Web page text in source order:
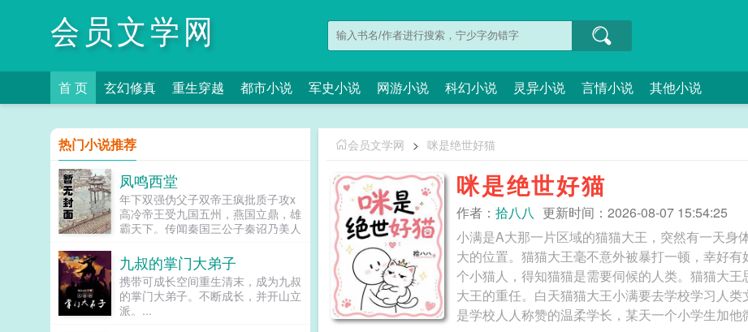
会员文学网
首 页 玄幻修真 重生穿越 都市小说 军史小说 网游小说 科幻小说 灵异小说 言情小说 其他小说
会员文学网 > 咪是绝世好猫
咪是绝世好猫
作者： 拾八八 更新时间：2026-08-07 15:54:25
小满是A大那一片区域的猫猫大王，突然有一天身
大的位置。猫猫大王毫不意外被暴打一顿，幸好
个小猫人，得知猫猫是需要伺候的人类。猫猫大
大王的重任。白天猫猫大王小满要去学校学习人
是学校人人称赞的温柔学长，某天一个小学生加
热门小说推荐
凤鸣西堂
年下双强伪父子双帝王疯批质子攻x
高冷帝王受九国五州，燕国立鼎，雄
霸天下。传闻秦国三公子秦诏乃美人
心，便将他送去燕国作质子。几渡春
秋，万里霜寒。秦诏乖顺，颇得燕王
宠溺，于及冠年放他归去。哪知三个
月后，他竟扫平障碍，弑父即位。自
此后狼子野心，昭然若揭三载风云变
九叔的掌门大弟子
携带可成长空间重生清末，成为九叔
的掌门大弟子。不断成长，并开山立
派。...